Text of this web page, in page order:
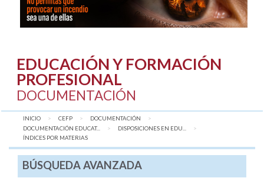
EDUCACIÓN Y FORMACIÓN
PROFESIONAL
DOCUMENTACIÓN
INICIO CEFP
DOCUMENTACIÓN
DOCUMENTACIÓN EDUCAT...
DISPOSICIONES EN EDU...
AQUÍ:
ÍNDICES POR MATERIAS
BÚSQUEDA AVANZADA